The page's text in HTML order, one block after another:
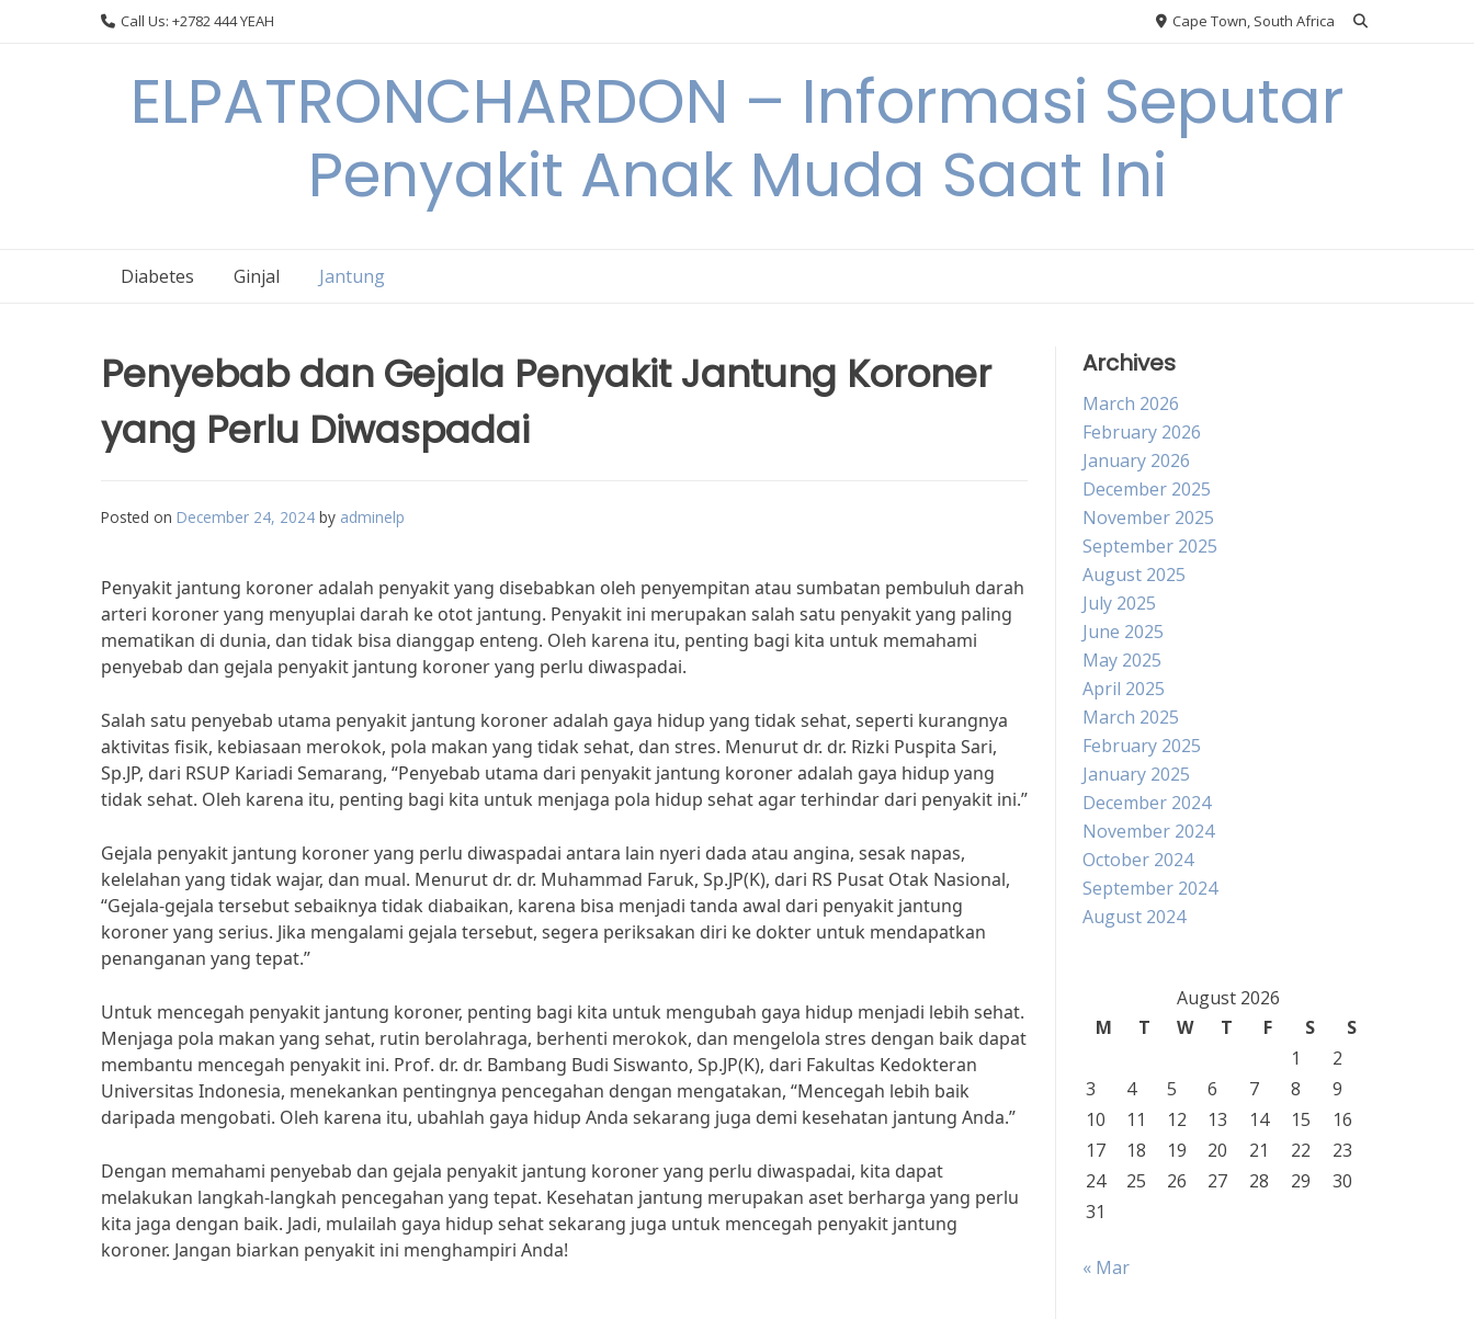
Call Us: +2782 444 YEAH Cape Town, South Africa
ELPATRONCHARDON – Informasi Seputar
Penyakit Anak Muda Saat Ini
Diabetes Ginjal Jantung
Penyebab dan Gejala Penyakit Jantung Koroner
yang Perlu Diwaspadai
Posted on December 24, 2024 by adminelp
Penyakit jantung koroner adalah penyakit yang disebabkan oleh penyempitan atau sumbatan pembuluh darah
arteri koroner yang menyuplai darah ke otot jantung. Penyakit ini merupakan salah satu penyakit yang paling
mematikan di dunia, dan tidak bisa dianggap enteng. Oleh karena itu, penting bagi kita untuk memahami
penyebab dan gejala penyakit jantung koroner yang perlu diwaspadai.
Salah satu penyebab utama penyakit jantung koroner adalah gaya hidup yang tidak sehat, seperti kurangnya
aktivitas fisik, kebiasaan merokok, pola makan yang tidak sehat, dan stres. Menurut dr. dr. Rizki Puspita Sari,
Sp.JP, dari RSUP Kariadi Semarang, “Penyebab utama dari penyakit jantung koroner adalah gaya hidup yang
tidak sehat. Oleh karena itu, penting bagi kita untuk menjaga pola hidup sehat agar terhindar dari penyakit ini.”
Gejala penyakit jantung koroner yang perlu diwaspadai antara lain nyeri dada atau angina, sesak napas,
kelelahan yang tidak wajar, dan mual. Menurut dr. dr. Muhammad Faruk, Sp.JP(K), dari RS Pusat Otak Nasional,
“Gejala-gejala tersebut sebaiknya tidak diabaikan, karena bisa menjadi tanda awal dari penyakit jantung
koroner yang serius. Jika mengalami gejala tersebut, segera periksakan diri ke dokter untuk mendapatkan
penanganan yang tepat.”
Untuk mencegah penyakit jantung koroner, penting bagi kita untuk mengubah gaya hidup menjadi lebih sehat.
Menjaga pola makan yang sehat, rutin berolahraga, berhenti merokok, dan mengelola stres dengan baik dapat
membantu mencegah penyakit ini. Prof. dr. dr. Bambang Budi Siswanto, Sp.JP(K), dari Fakultas Kedokteran
Universitas Indonesia, menekankan pentingnya pencegahan dengan mengatakan, “Mencegah lebih baik
daripada mengobati. Oleh karena itu, ubahlah gaya hidup Anda sekarang juga demi kesehatan jantung Anda.”
Dengan memahami penyebab dan gejala penyakit jantung koroner yang perlu diwaspadai, kita dapat
melakukan langkah-langkah pencegahan yang tepat. Kesehatan jantung merupakan aset berharga yang perlu
kita jaga dengan baik. Jadi, mulailah gaya hidup sehat sekarang juga untuk mencegah penyakit jantung
koroner. Jangan biarkan penyakit ini menghampiri Anda!
Archives
March 2026
February 2026
January 2026
December 2025
November 2025
September 2025
August 2025
July 2025
June 2025
May 2025
April 2025
March 2025
February 2025
January 2025
December 2024
November 2024
October 2024
September 2024
August 2024
August 2026
M
T W T F S
S
1
2
3
4 5 6 7 8
9
10
11 12 13 14 15
16
17
18 19 20 21 22
23
24
25 26 27 28 29
30
31
« Mar